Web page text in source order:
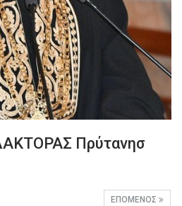
Πρύτανησ
ΕΠΌΜΕΝΟΣ